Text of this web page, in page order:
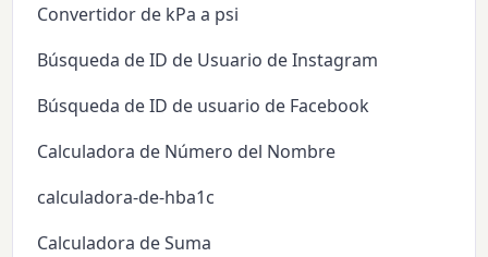
Convertidor de kPa a psi
Búsqueda de ID de Usuario de Instagram
Búsqueda de ID de usuario de Facebook
Calculadora de Número del Nombre
calculadora-de-hba1c
Calculadora de Suma